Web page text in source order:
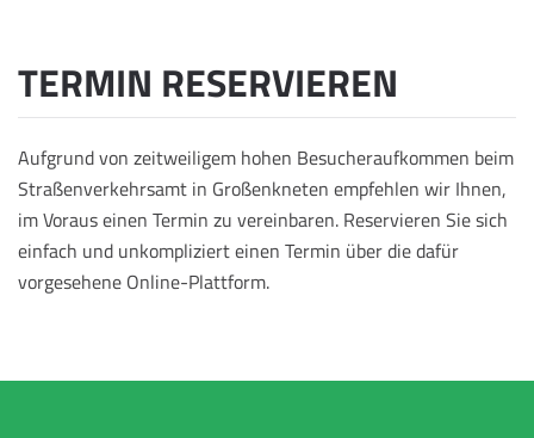
TERMIN RESERVIEREN
Aufgrund von zeitweiligem hohen Besucheraufkommen beim
Straßenverkehrsamt in Großenkneten empfehlen wir Ihnen,
im Voraus einen Termin zu vereinbaren. Reservieren Sie sich
einfach und unkompliziert einen Termin über die dafür
vorgesehene Online-Plattform.